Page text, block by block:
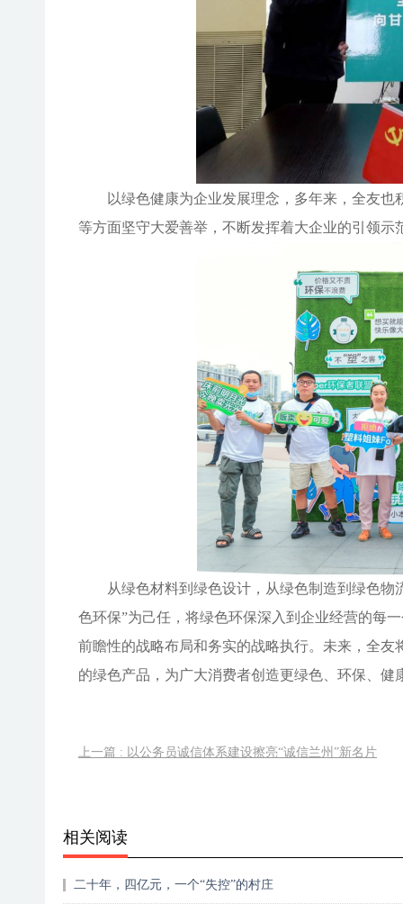
以绿色健康为企业发展理念，多年来，全友
等方面坚守大爱善举，不断发挥着大企业的引领示
从绿色材料到绿色设计，从绿色制造到绿色
色环保”为己任，将绿色环保深入到企业经营的每
前瞻性的战略布局和务实的战略执行。未来，全
的绿色产品，为广大消费者创造更绿色、环保、健
上一篇 : 以公务员诚信体系建设擦亮“诚信兰州”新名片
相关阅读
二十年，四亿元，一个“失控”的村庄